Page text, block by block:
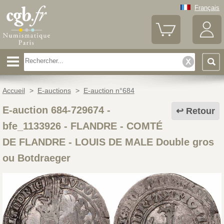
Français
Accueil > E-auctions > E-auction n°684
Retour
E-auction 684-729674 -
bfe_1133926- FLANDRE - COMTÉ
DE FLANDRE - LOUIS DE MALE Double gros
ou Botdraeger